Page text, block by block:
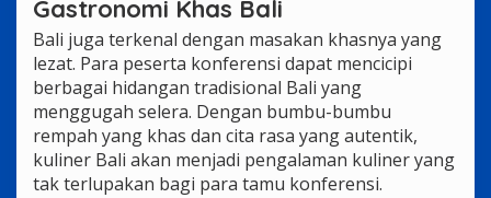
Gastronomi Khas Bali
Bali juga terkenal dengan masakan khasnya yang
lezat. Para peserta konferensi dapat mencicipi
berbagai hidangan tradisional Bali yang
menggugah selera. Dengan bumbu-bumbu
rempah yang khas dan cita rasa yang autentik,
kuliner Bali akan menjadi pengalaman kuliner yang
tak terlupakan bagi para tamu konferensi.